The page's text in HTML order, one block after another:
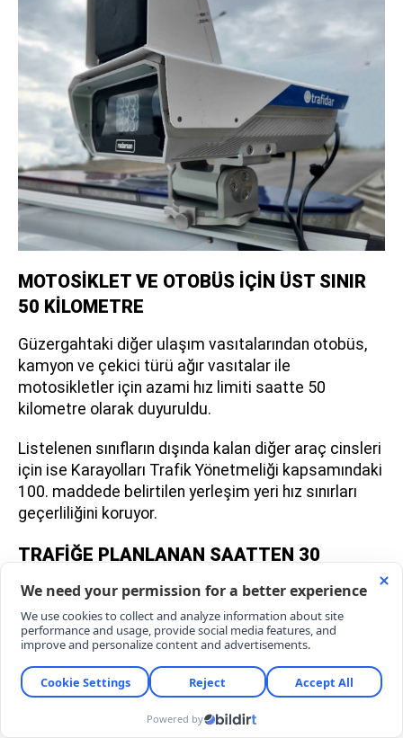
MOTOSİKLET VE OTOBÜS İÇİN ÜST SINIR
50 KİLOMETRE
Güzergahtaki diğer ulaşım vasıtalarından otobüs,
kamyon ve çekici türü ağır vasıtalar ile
motosikletler için azami hız limiti saatte 50
kilometre olarak duyuruldu.
Listelenen sınıfların dışında kalan diğer araç cinsleri
için ise Karayolları Trafik Yönetmeliği kapsamındaki
100. maddede belirtilen yerleşim yeri hız sınırları
geçerliliğini koruyor.
TRAFİĞE PLANLANAN SAATTEN 30
DAKİKA ÖNCE ÇIKIN UYARISI
Trafik güvenliğinin eksiksiz sağlanması ve üzücü
can kayıplarının önlenmesi adına emniyet yetkilileri
Sürücülerin yasal limitlere uymaları, direksiyon
başında aceleci tavırlardan kaçınarak sabırlı